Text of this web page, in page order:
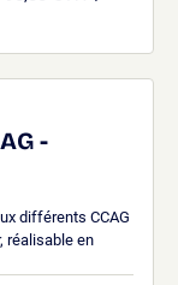
-
différents CCAG
réalisable en